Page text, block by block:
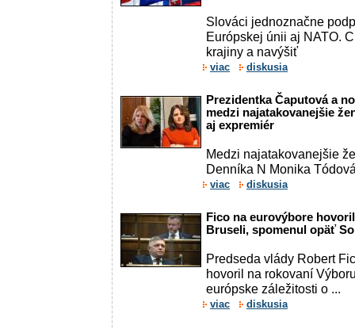
Slováci jednoznačne
Európskej únii aj NATO.
krajiny a navýšiť
viac diskusia
Prezidentka Čaputová a
medzi najatakovanejšie
aj expremiér
Medzi najatakovanejšie
Denníka N Monika
viac diskusia
Fico na eurovýbore
Bruseli, spomenul opäť
Predseda vlády Robert
hovoril na rokovaní
európske záležitosti o ...
viac diskusia